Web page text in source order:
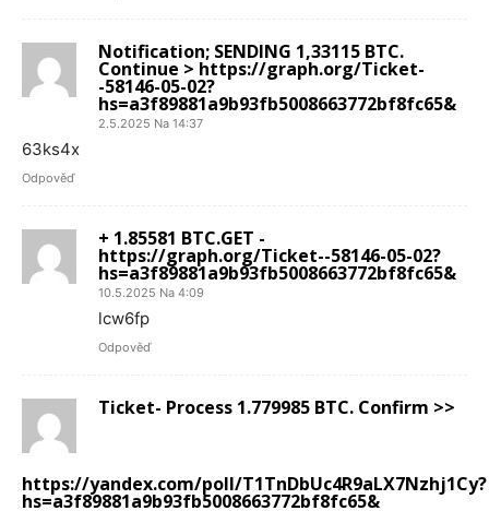
Notification; SENDING 1,33115 BTC.
Continue > https://graph.org/Ticket-
-58146-05-02?
hs=a3f89881a9b93fb5008663772bf8fc65&
2.5.2025 Na 14:37
63ks4x
Odpověď
+ 1.85581 BTC.GET -
https://graph.org/Ticket--58146-05-02?
hs=a3f89881a9b93fb5008663772bf8fc65&
10.5.2025 Na 4:09
lcw6fp
Odpověď
Ticket- Process 1.779985 BTC. Confirm >>
https://yandex.com/poll/T1TnDbUc4R9aLX7Nzhj1Cy?
hs=a3f89881a9b93fb5008663772bf8fc65&